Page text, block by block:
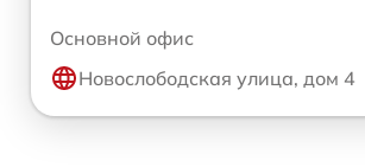
Основной офис
Новослободская улица, дом 4